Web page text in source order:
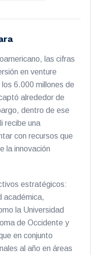
las cifras
en venture
6.000 millones de
alrededor de
dentro de ese
recibe una
con recursos que
la innovación
estratégicos:
académica,
la Universidad
de Occidente y
en conjunto
al año en áreas